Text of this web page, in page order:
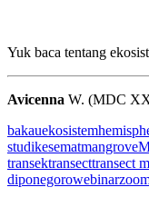
Yuk baca tentang
Avicenna W. (MDC
bakauekosistem
studikesematmangrove
transektransecttransect
diponegorowebinar